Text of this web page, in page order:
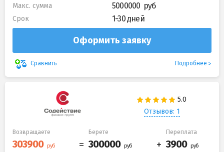
Макс. сумма 5000000
Срок 1-30 дней
Оформить заявку
Сравнить Подробнее
Отзывов: 1
Возвращаете Берете Переплата